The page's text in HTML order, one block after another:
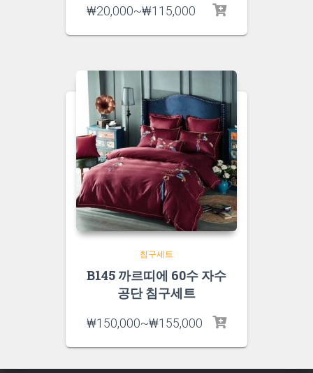
₩20,000~₩115,000
침구세트
B145 까르띠에 60수 자수
공단 침구세트
₩150,000~₩155,000